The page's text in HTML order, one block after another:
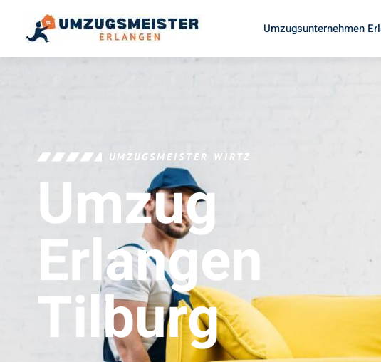
Umzugsunternehmen
UMZUGSMEISTER WIRTZ
Umzug
Erlangen
Tilburg